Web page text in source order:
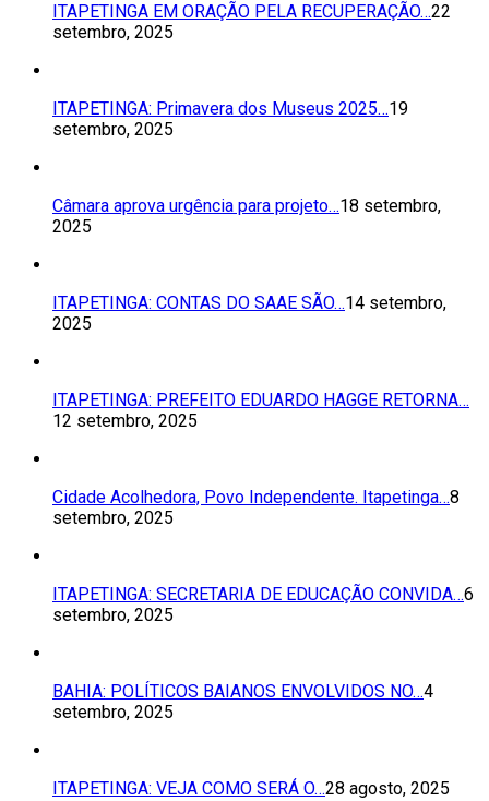
ITAPETINGA EM ORAÇÃO PELA RECUPERAÇÃO…22
setembro, 2025
ITAPETINGA: Primavera dos Museus 2025…19
setembro, 2025
Câmara aprova urgência para projeto…18 setembro,
2025
ITAPETINGA: CONTAS DO SAAE SÃO…14 setembro,
2025
ITAPETINGA: PREFEITO EDUARDO HAGGE RETORNA…
12 setembro, 2025
Cidade Acolhedora, Povo Independente. Itapetinga…8
setembro, 2025
ITAPETINGA: SECRETARIA DE EDUCAÇÃO CONVIDA…6
setembro, 2025
BAHIA: POLÍTICOS BAIANOS ENVOLVIDOS NO…4
setembro, 2025
ITAPETINGA: VEJA COMO SERÁ O…28 agosto, 2025